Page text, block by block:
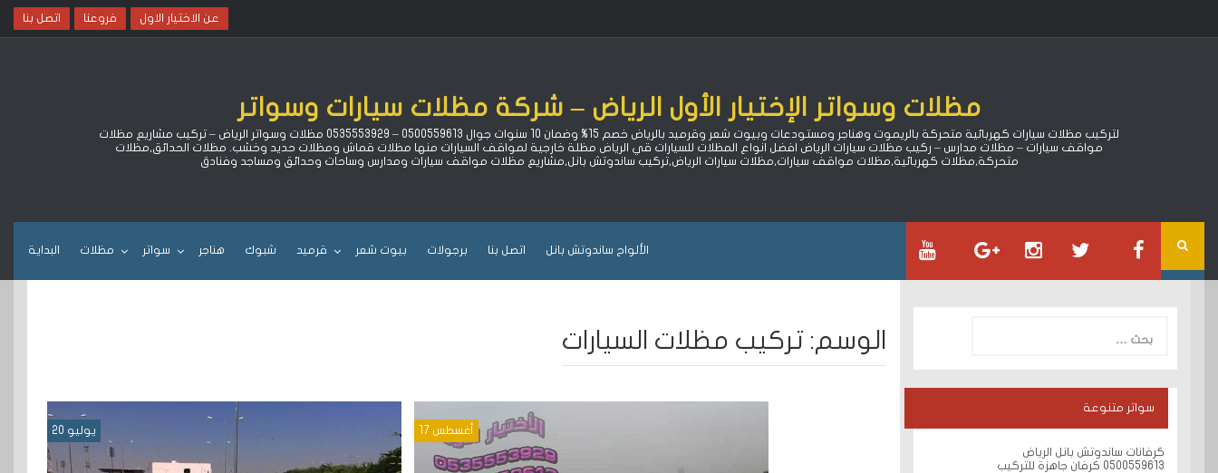
عن الاختيار الاول فروعنا اتصل بنا
مظلات وسواتر الإختيار الأول الرياض – شركة مظلات سيارات وسواتر
لتركيب مظلات سيارات كهربائية متحركة بالريموت وهناجر ومستودعات وبيوت شعر وقرميد بالرياض خصم 15% ‏وضمان 10 سنوات جوال 0500559613 – 0535553929 مظلات وسواتر الرياض – تركيب مشاريع مظلات
مواقف سيارات – مظلات مدارس – ركيب مظلات سيارات الرياض افضل انواع المظلات للسيارات قي الرياض مظلة خارجية لمواقف السيارات منها مظلات قماش ومظلات حديد وخشب. مظلات الحدائق,مظلات
متحركة,مظلات كهربائية,مظلات مواقف سيارات,مظلات سيارات الرياض,تركيب ساندوتش بانل,مشاريع مظلات مواقف سيارات ومدارس وساحات وحدائق ومساجد وفنادق
البداية مظلات سواتر هناجر شبوك قرميد بيوت شعر برجولات اتصل بنا الألواح ساندوتش بانل
الوسم: تركيب مظلات السيارات
يوليو 20 أغسطس 17
عن:
سواتر متنوعة
كرفانات ساندوتش بانل الرياض
0500559613 كرفان جاهزة للتركيب